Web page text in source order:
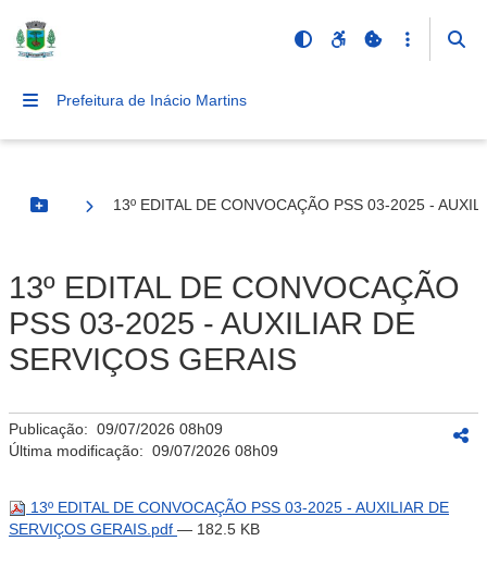
Prefeitura de Inácio Martins
Botão Menu
13º EDITAL DE CONVOCAÇÃO PSS 03-2025 -
13º EDITAL DE CONVOCAÇÃO
PSS 03-2025 - AUXILIAR DE
SERVIÇOS GERAIS
Publicação: 09/07/2026 08h09
Última modificação: 09/07/2026 08h09
13º EDITAL DE CONVOCAÇÃO PSS 03-2025 - AUXILIAR DE
SERVIÇOS GERAIS.pdf — 182.5 KB